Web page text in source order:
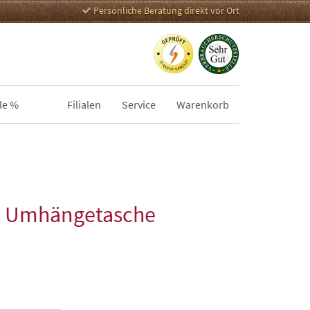
Persönliche Beratung direkt vor Ort
% Filialen Service Warenkorb
Umhängetasche